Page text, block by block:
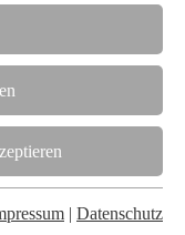
| Datenschutz
, Inspektions- und